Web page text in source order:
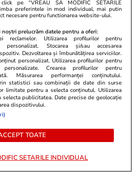
11:41
artizani
ca în 1.230
dar atrage
vizitatori
Lifestyle
Semnele
previi
La
pe “VREAU SA MODIFIC SETARILE
preferintele in mod individual, mai putin
necesare pentru functionarea website-ului.
prelucrăm datele pentru a oferi:
reclamelor. Utilizarea profilurilor pentru
personalizat. Stocarea și/sau accesarea
Dezvoltarea și îmbunătățirea serviciilor.
personalizat. Utilizarea profilurilor pentru
Crearea profilurilor pentru
Măsurarea performanței conținutului.
statistici sau combinații de date din surse
limitate pentru a selecta conținutul. Utilizarea
publicitatea. Date precise de geolocație
dispozitivului.
TOATE
SETARILE INDIVIDUAL